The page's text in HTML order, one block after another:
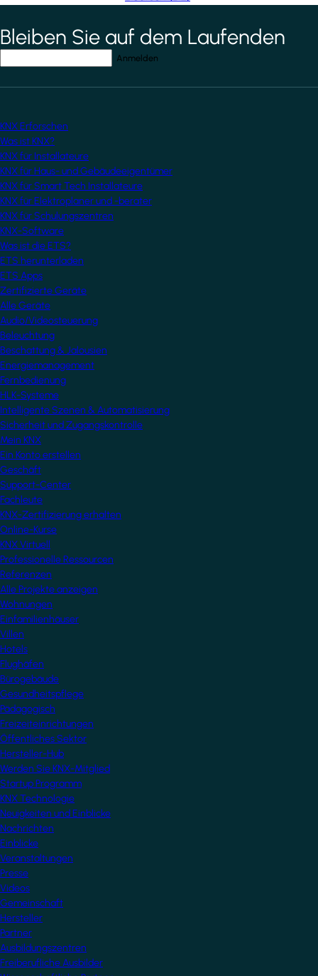
*indicates required field
Bleiben Sie auf dem Laufenden
KNX Erforschen
Was ist KNX?
KNX für Installateure
KNX für Haus- und Gebäudeeigentümer
KNX für Smart Tech Installateure
KNX für Elektroplaner und -berater
KNX für Schulungszentren
KNX-Software
Was ist die ETS?
ETS herunterladen
ETS Apps
Zertifizierte Geräte
Alle Geräte
Audio/Videosteuerung
Beleuchtung
Beschattung & Jalousien
Energiemanagement
Fernbedienung
HLK-Systeme
Intelligente Szenen & Automatisierung
Sicherheit und Zugangskontrolle
Mein KNX
Ein Konto erstellen
Geschäft
Support-Center
Fachleute
KNX-Zertifizierung erhalten
Online-Kurse
KNX Virtuell
Professionelle Ressourcen
Referenzen
Alle Projekte anzeigen
Wohnungen
Einfamilienhäuser
Villen
Hotels
Flughäfen
Bürogebäude
Gesundheitspflege
Pädagogisch
Freizeiteinrichtungen
Öffentliches Sektor
Hersteller-Hub
Werden Sie KNX-Mitglied
Startup Programm
KNX Technologie
Neuigkeiten und Einblicke
Nachrichten
Einblicke
Veranstaltungen
Presse
Videos
Gemeinschaft
Hersteller
Partner
Ausbildungszentren
Freiberufliche Ausbilder